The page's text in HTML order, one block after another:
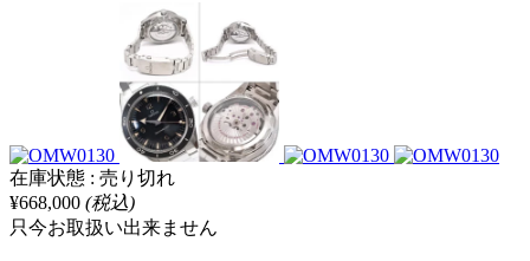
在庫状態 : 売り切れ
¥668,000 (税込)
只今お取扱い出来ません